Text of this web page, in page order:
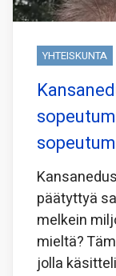
YHTEISKUNTA
päätyttyä
melkein
mieltä?
jolla